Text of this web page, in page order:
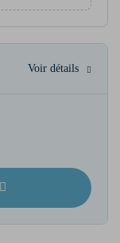
Voir détails